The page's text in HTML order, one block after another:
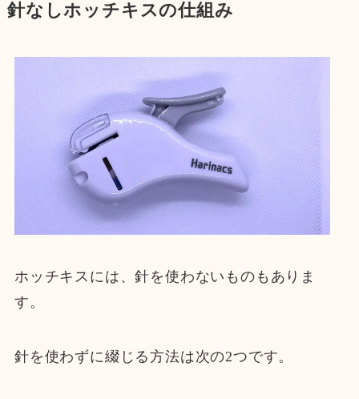
針なしホッチキスの仕組み
ホッチキスには、針を使わないものもありま
す。
針を使わずに綴じる方法は次の2つです。